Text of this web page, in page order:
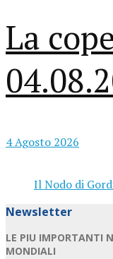
La
4 Agosto 2026
Il Nodo di
Newsletter
LE PIU IMPORTANTI
MONDIALI